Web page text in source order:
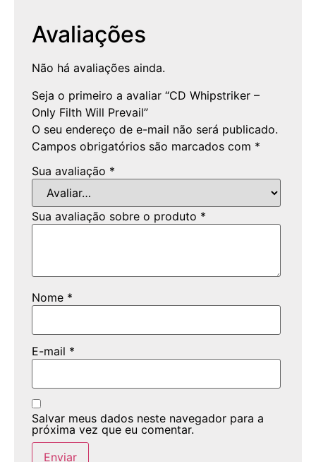
Avaliações
Não há avaliações ainda.
Seja o primeiro a avaliar “CD Whipstriker –
Only Filth Will Prevail”
O seu endereço de e-mail não será publicado.
Campos obrigatórios são marcados com *
Sua avaliação *
Sua avaliação sobre o produto *
Nome *
E-mail *
Salvar meus dados neste navegador para a
próxima vez que eu comentar.